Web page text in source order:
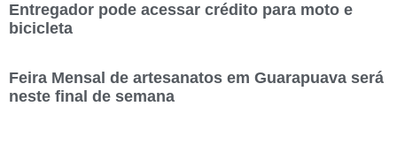
Entregador pode acessar crédito para moto e
bicicleta
Feira Mensal de artesanatos em Guarapuava será
neste final de semana